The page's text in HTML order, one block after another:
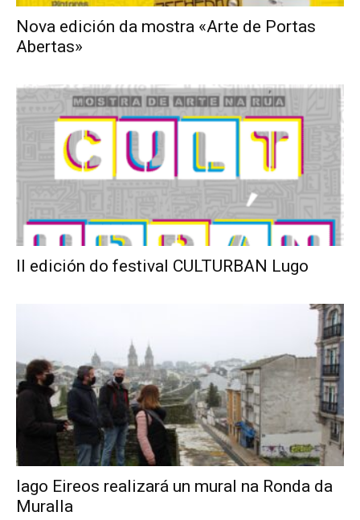
Nova edición da mostra «Arte de Portas
Abertas»
II edición do festival CULTURBAN Lugo
Iago Eireos realizará un mural na Ronda da
Muralla